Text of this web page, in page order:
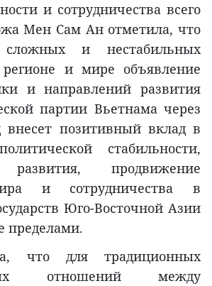
и сотрудничества всего
Мен Сам Ан отметила, что
и нестабильных
и мире объявление
и направлений развития
партии Вьетнама через
позитивный вклад в
стабильности,
развития, продвижение
и сотрудничества в
Юго-Восточной Азии
пределами.
что для традиционных
отношений между